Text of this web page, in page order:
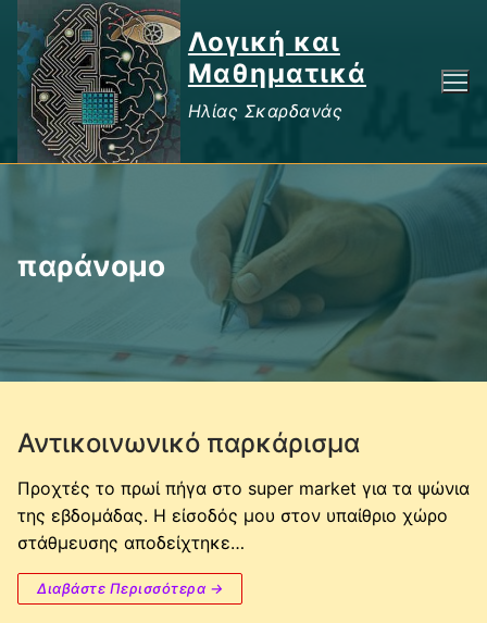
Μετάβαση
στο
περιεχόμενο
Λογική και
Μαθηματικά
Ηλίας Σκαρδανάς
παράνομο
Αντικοινωνικό παρκάρισμα
Προχτές το πρωί πήγα στο super market για τα ψώνια
της εβδομάδας. Η είσοδός μου στον υπαίθριο χώρο
στάθμευσης αποδείχτηκε…
Διαβάστε Περισσότερα →